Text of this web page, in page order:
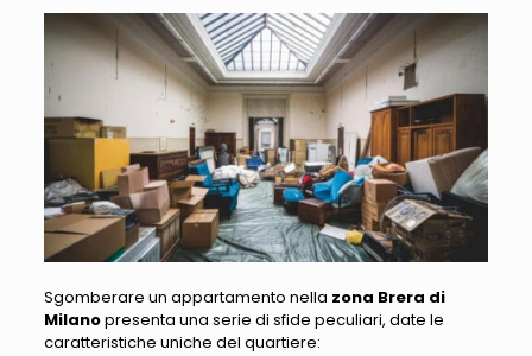
Sgomberare un appartamento nella zona Brera di
Milanopresenta una serie di sfide peculiari, date le
caratteristiche uniche del quartiere: